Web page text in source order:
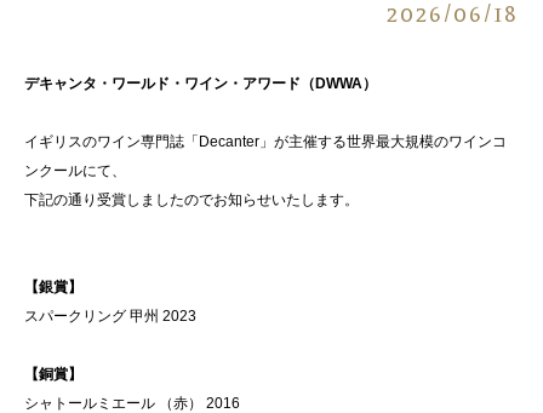
2026/06/18
デキャンタ・ワールド・ワイン・アワード（DWWA）
イギリスのワイン専門誌「Decanter」が主催する世界最大規模のワインコ
ンクールにて、
下記の通り受賞しましたのでお知らせいたします。
【銀賞】
スパークリング 甲州 2023
【銅賞】
シャトールミエール （赤） 2016